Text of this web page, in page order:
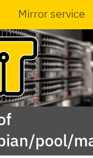
Mirror service
pool/